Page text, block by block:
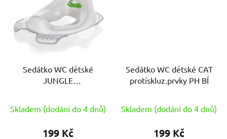
Sedátko WC dětské
JUNGLE
Skladem (dodání do 4 dnů)
199 Kč
Sedátko WC dětské CAT
protiskluz.prvky PH BÍ
Skladem (dodání do 4 dnů)
199 Kč